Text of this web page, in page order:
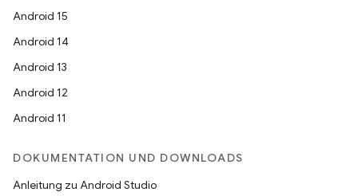
Android 15
Android 14
Android 13
Android 12
Android 11
DOKUMENTATION UND DOWNLOADS
Anleitung zu Android Studio